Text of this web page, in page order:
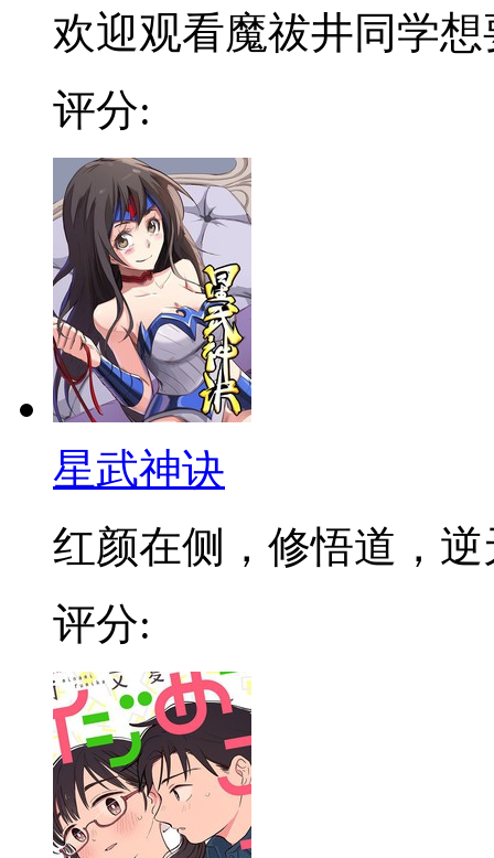
欢迎观看魔祓井同学想
评分:
星武神诀
红颜在侧，修悟道，逆
评分: